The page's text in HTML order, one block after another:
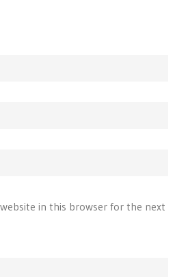
in this browser for the next